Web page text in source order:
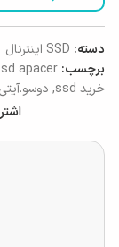
دسته: SSD اینترنال
برچسب: apacer
خرید ssd
, دوسو.آیتی